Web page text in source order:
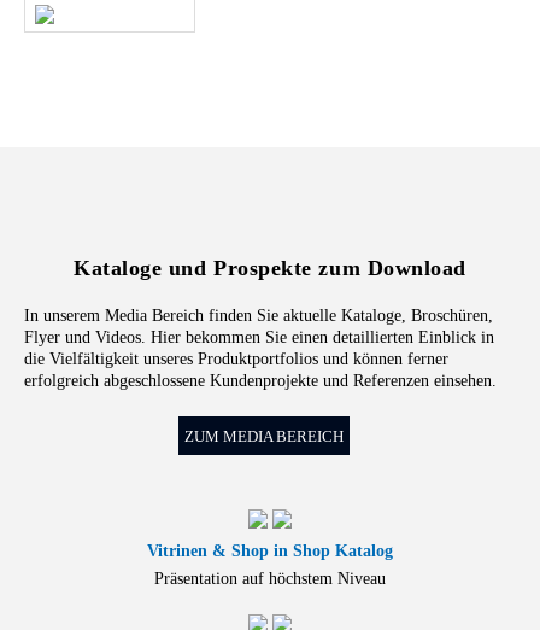
Kataloge und Prospekte zum Download
In unserem Media Bereich finden Sie aktuelle Kataloge, Broschüren,
Flyer und Videos. Hier bekommen Sie einen detaillierten Einblick in
die Vielfältigkeit unseres Produktportfolios und können ferner
erfolgreich abgeschlossene Kundenprojekte und Referenzen einsehen.
ZUM MEDIA BEREICH
Vitrinen & Shop in Shop Katalog
Präsentation auf höchstem Niveau